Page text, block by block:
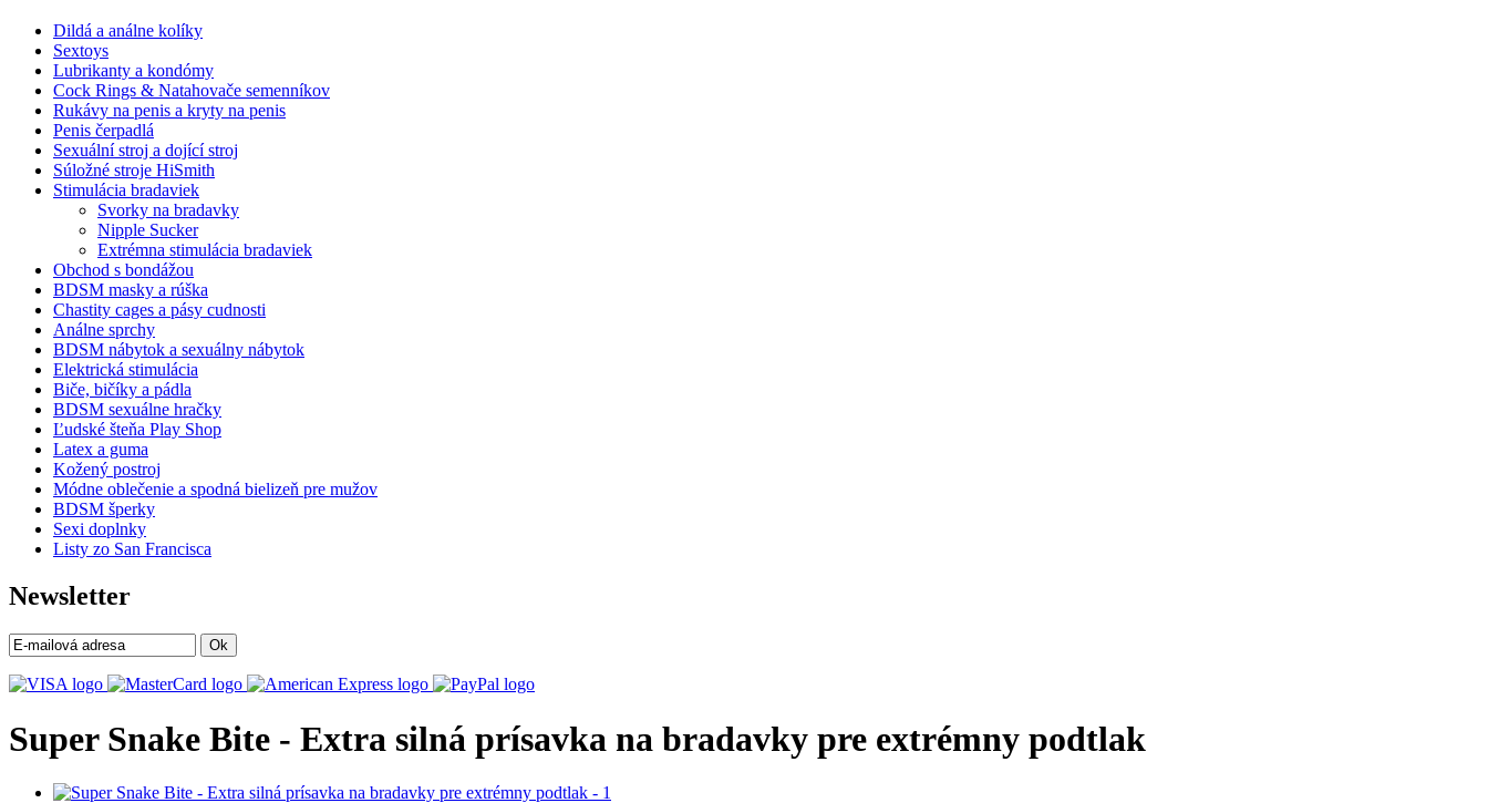
Dildá a análne kolíky
Sextoys
Lubrikanty a kondómy
Cock Rings & Natahovače semenníkov
Rukávy na penis a kryty na penis
Penis čerpadlá
Sexuální stroj a dojící stroj
Súložné stroje HiSmith
Stimulácia bradaviek
Svorky na bradavky
Nipple Sucker
Extrémna stimulácia bradaviek
Obchod s bondážou
BDSM masky a rúška
Chastity cages a pásy cudnosti
Análne sprchy
BDSM nábytok a sexuálny nábytok
Elektrická stimulácia
Biče, bičíky a pádla
BDSM sexuálne hračky
Ľudské šteňa Play Shop
Latex a guma
Kožený postroj
Módne oblečenie a spodná bielizeň pre mužov
BDSM šperky
Sexi doplnky
Listy zo San Francisca
Newsletter
Ok
Super Snake Bite - Extra silná prísavka na bradavky pre extrémny podtlak